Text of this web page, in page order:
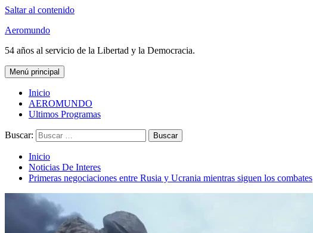
Saltar al contenido
Aeromundo
54 años al servicio de la Libertad y la Democracia.
Menú principal
Inicio
AEROMUNDO
Ultimos Programas
Buscar:
Inicio
Noticias De Interes
Primeras negociaciones entre Rusia y Ucrania mientras siguen los combates